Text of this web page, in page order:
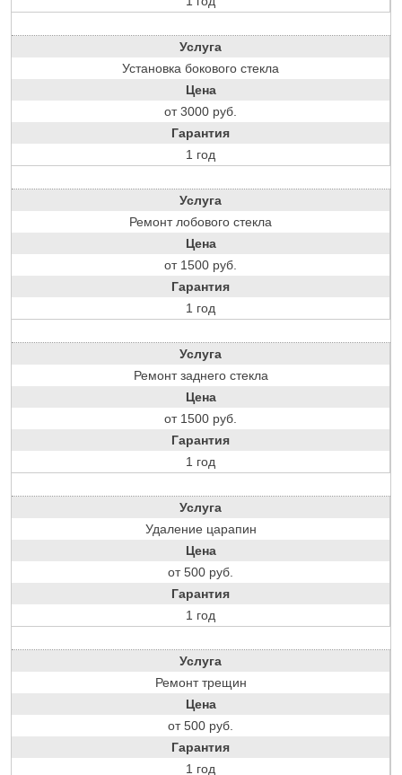
Услуга
Установка бокового стекла
Цена
от 3000 руб.
Гарантия
1 год
Услуга
Ремонт лобового стекла
Цена
от 1500 руб.
Гарантия
1 год
Услуга
Ремонт заднего стекла
Цена
от 1500 руб.
Гарантия
1 год
Услуга
Удаление царапин
Цена
от 500 руб.
Гарантия
1 год
Услуга
Ремонт трещин
Цена
от 500 руб.
Гарантия
1 год